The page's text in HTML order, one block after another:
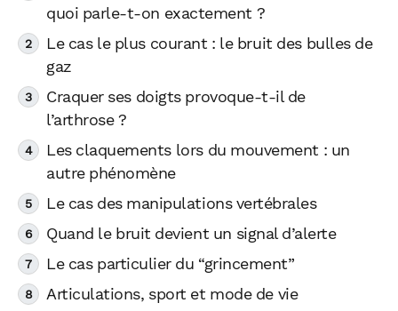
quoi parle-t-on exactement ?
Le cas le plus courant : le bruit des bulles de
gaz
Craquer ses doigts provoque-t-il de
l’arthrose ?
Les claquements lors du mouvement : un
autre phénomène
Le cas des manipulations vertébrales
Quand le bruit devient un signal d’alerte
Le cas particulier du “grincement”
Articulations, sport et mode de vie